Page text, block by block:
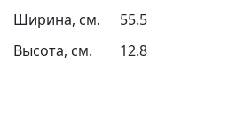
Ширина, см.
55.5
Высота, см.
12.8